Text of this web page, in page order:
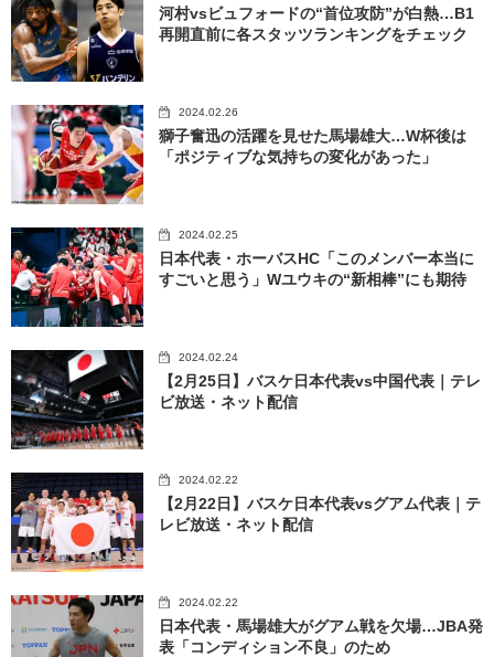
河村vsビュフォードの“首位攻防”が白熱…B1
再開直前に各スタッツランキングをチェック
2024.02.26
獅子奮迅の活躍を見せた馬場雄大…W杯後は
「ポジティブな気持ちの変化があった」
2024.02.25
日本代表・ホーバスHC「このメンバー本当に
すごいと思う」Wユウキの“新相棒”にも期待
2024.02.24
【2月25日】バスケ日本代表vs中国代表｜テレ
ビ放送・ネット配信
2024.02.22
【2月22日】バスケ日本代表vsグアム代表｜テ
レビ放送・ネット配信
2024.02.22
日本代表・馬場雄大がグアム戦を欠場…JBA発
表「コンディション不良」のため